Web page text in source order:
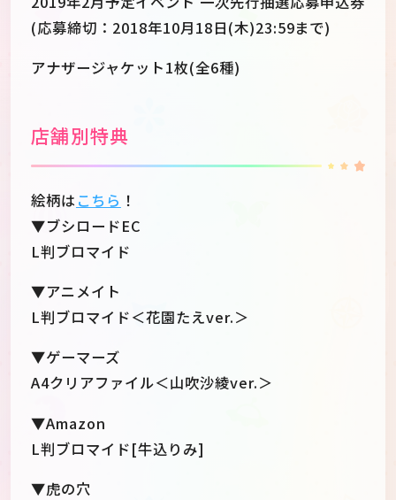
(応募締切：2018年10月18日(木)23:59まで)
アナザージャケット1枚(全6種)
店舗別特典
絵柄は こちら ！
▼ブシロードEC
L判ブロマイド
▼アニメイト
L判ブロマイド＜花園たえver.＞
▼ゲーマーズ
A4クリアファイル＜山吹沙綾ver.＞
▼Amazon
L判ブロマイド[牛込りみ]
▼虎の穴